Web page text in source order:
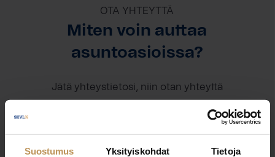
Suostumus Yksityiskohdat Tietoja
OTA YHTEYTTÄ
Miten voin auttaa
asuntoasioissa?
Jätä yhteystietosi, niin otan yhteyttä
Ilkka Rämä